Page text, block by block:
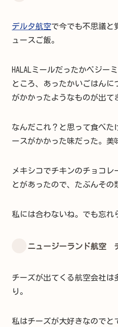
デルタ航空で今でも不思議と
ュースご飯。
HALALミールだったかベジー
ところ、あったかいごはんに
がかかったようなものが出て
なんだこれ？と思って食べた
ースがかかった味だった。
メキシコでチキンのチョコレ
とがあったので、たぶんその
私には合わないね。でも忘れ
ニュージーランド航空
チーズが出てくる航空会社は
り。
私はチーズが大好きなのでと